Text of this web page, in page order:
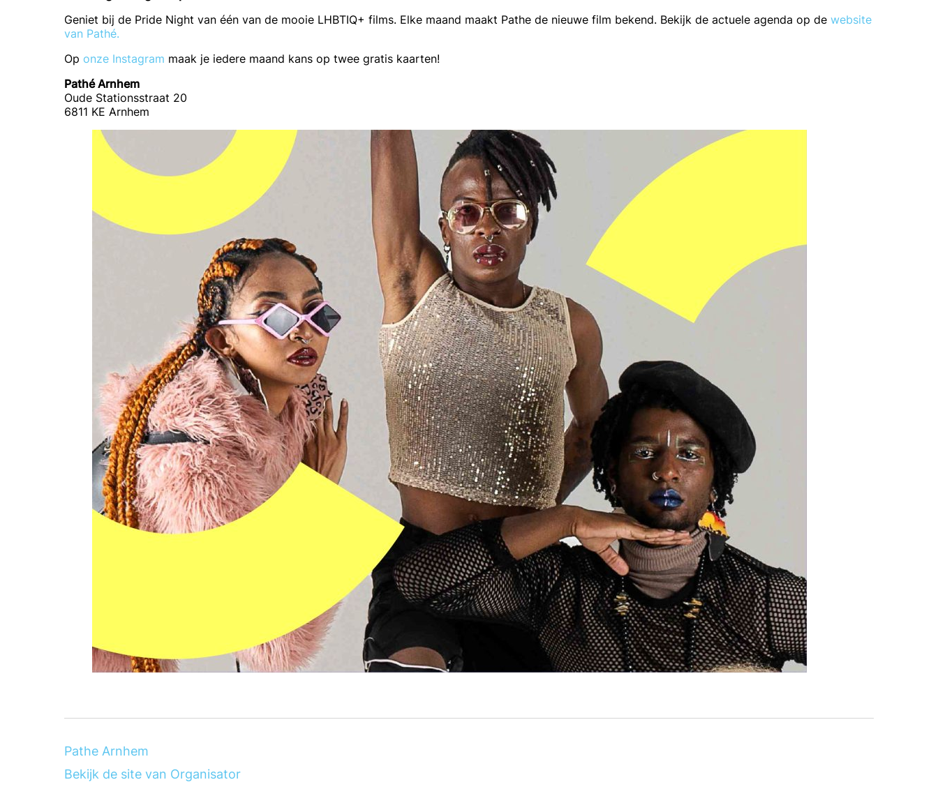
Geniet bij de Pride Night van één van de mooie LHBTIQ+ films. Elke maand maakt Pathe de nieuwe film bekend. Bekijk de actuele agenda op de website
van Pathé.
Op onze Instagram maak je iedere maand kans op twee gratis kaarten!
Pathé Arnhem
Oude Stationsstraat 20
6811 KE Arnhem
Pathe Arnhem
Bekijk de site van Organisator